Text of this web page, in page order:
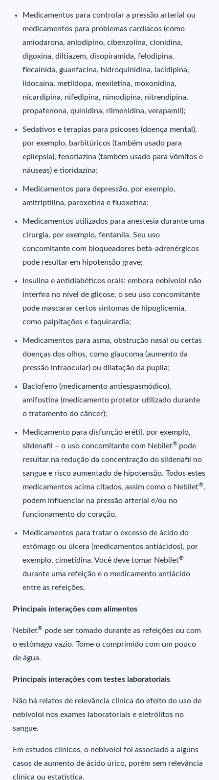
Medicamentos para controlar a pressão arterial ou
medicamentos para problemas cardíacos (como
amiodarona, anlodipino, cibenzolina, clonidina,
digoxina, diltiazem, disopiramida, felodipina,
flecaínida, guanfacina, hidroquinidina, lacidipina,
lidocaína, metildopa, mexiletina, moxonidina,
nicardipina, nifedipina, nimodipina, nitrendipina,
propafenona, quinidina, rilmenidina, verapamil);
Sedativos e terapias para psicoses (doença mental),
por exemplo, barbitúricos (também usado para
epilepsia), fenotiazina (também usado para vômitos e
náuseas) e tioridazina;
Medicamentos para depressão, por exemplo,
amitriptilina, paroxetina e fluoxetina;
Medicamentos utilizados para anestesia durante uma
cirurgia, por exemplo, fentanila. Seu uso
concomitante com bloqueadores beta-adrenérgicos
pode resultar em hipotensão grave;
Insulina e antidiabéticos orais: embora nebivolol não
interfira no nível de glicose, o seu uso concomitante
pode mascarar certos sintomas de hipoglicemia,
como palpitações e taquicardia;
Medicamentos para asma, obstrução nasal ou certas
doenças dos olhos, como glaucoma (aumento da
pressão intraocular) ou dilatação da pupila;
Baclofeno (medicamento antiespasmódico),
amifostina (medicamento protetor utilizado durante
o tratamento do câncer);
Medicamento para disfunção erétil, por exemplo,
sildenafil – o uso concomitante com Nebilet® pode
resultar na redução da concentração do sildenafil no
sangue e risco aumentado de hipotensão. Todos estes
medicamentos acima citados, assim como o Nebilet®,
podem influenciar na pressão arterial e/ou no
funcionamento do coração.
Medicamentos para tratar o excesso de ácido do
estômago ou úlcera (medicamentos antiácidos), por
exemplo, cimetidina. Você deve tomar Nebilet®
durante uma refeição e o medicamento antiácido
entre as refeições.
Principais interações com alimentos
Nebilet® pode ser tomado durante as refeições ou com
o estômago vazio. Tome o comprimido com um pouco
de água.
Principais interações com testes laboratoriais
Não há relatos de relevância clínica do efeito do uso de
nebivolol nos exames laboratoriais e eletrólitos no
sangue.
Em estudos clínicos, o nebivolol foi associado a alguns
casos de aumento de ácido úrico, porém sem relevância
clínica ou estatística.